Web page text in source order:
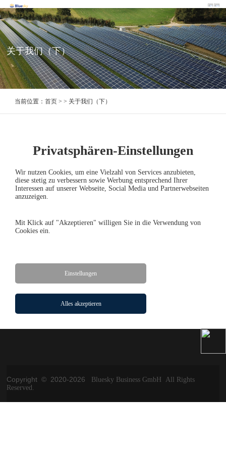
Privatsphären-Einstellungen
Wir nutzen Cookies, um eine Vielzahl von Services anzubieten,
diese stetig zu verbessern sowie Werbung entsprechend Ihrer
Interessen auf unserer Webseite, Social Media und Partnerwebseiten
anzuzeigen.
Mit Klick auf "Akzeptieren" willigen Sie in die Verwendung von
Cookies ein.
Einstellungen
Alles akzeptieren
关于我们（下）
当前位置：首页 > > 关于我们（下）
2020-06-12
上一篇：5000
Kontakt
Copyright © 2020-2026
Bluesky Business GmbH All Rights
Reserved.